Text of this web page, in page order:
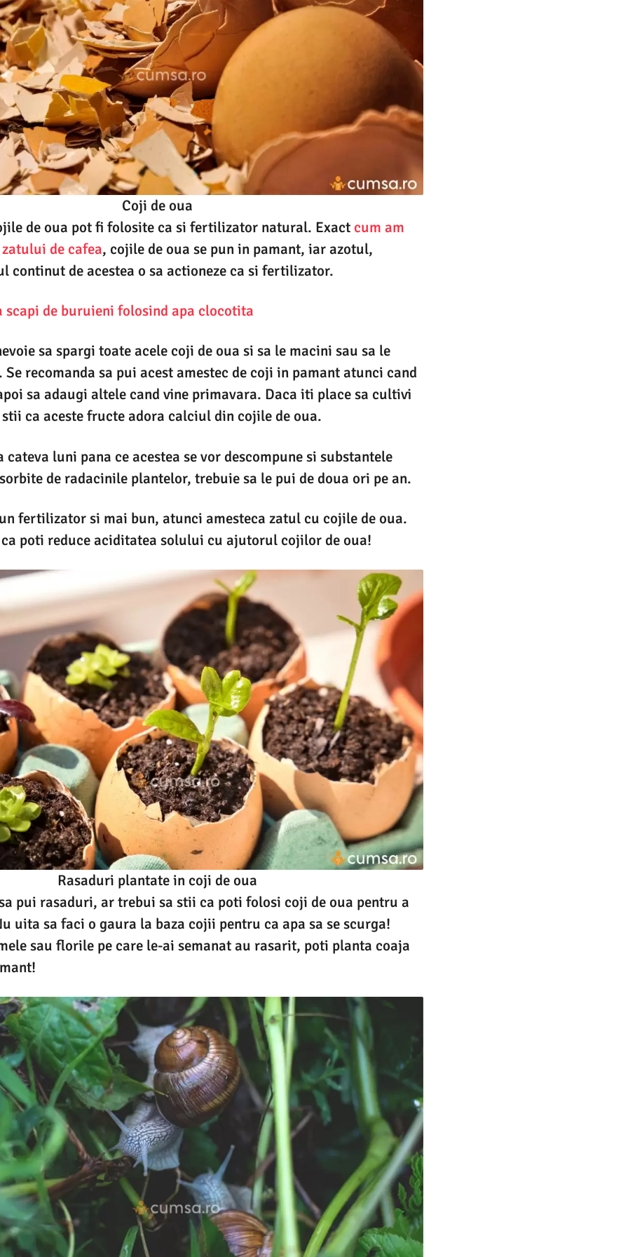
Coji de oua
de oua pot fi folosite ca si fertilizator natural. Exact cum am
de cafea, cojile de oua se pun in pamant, iar azotul,
continut de acestea o sa actioneze ca si fertilizator.
scapi de buruieni folosind apa clocotita
sa spargi toate acele coji de oua si sa le macini sau sa le
recomanda sa pui acest amestec de coji in pamant atunci cand
sa adaugi altele cand vine primavara. Daca iti place sa cultivi
ca aceste fructe adora calciul din cojile de oua.
cateva luni pana ce acestea se vor descompune si substantele
de radacinile plantelor, trebuie sa le pui de doua ori pe an.
fertilizator si mai bun, atunci amesteca zatul cu cojile de oua.
poti reduce aciditatea solului cu ajutorul cojilor de oua!
Rasaduri plantate in coji de oua
pui rasaduri, ar trebui sa stii ca poti folosi coji de oua pentru a
uita sa faci o gaura la baza cojii pentru ca apa sa se scurga!
sau florile pe care le-ai semanat au rasarit, poti planta coaja